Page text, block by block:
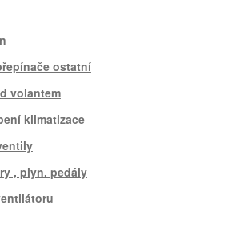
ostatní
volantem
klimatizace
, plyn. pedály